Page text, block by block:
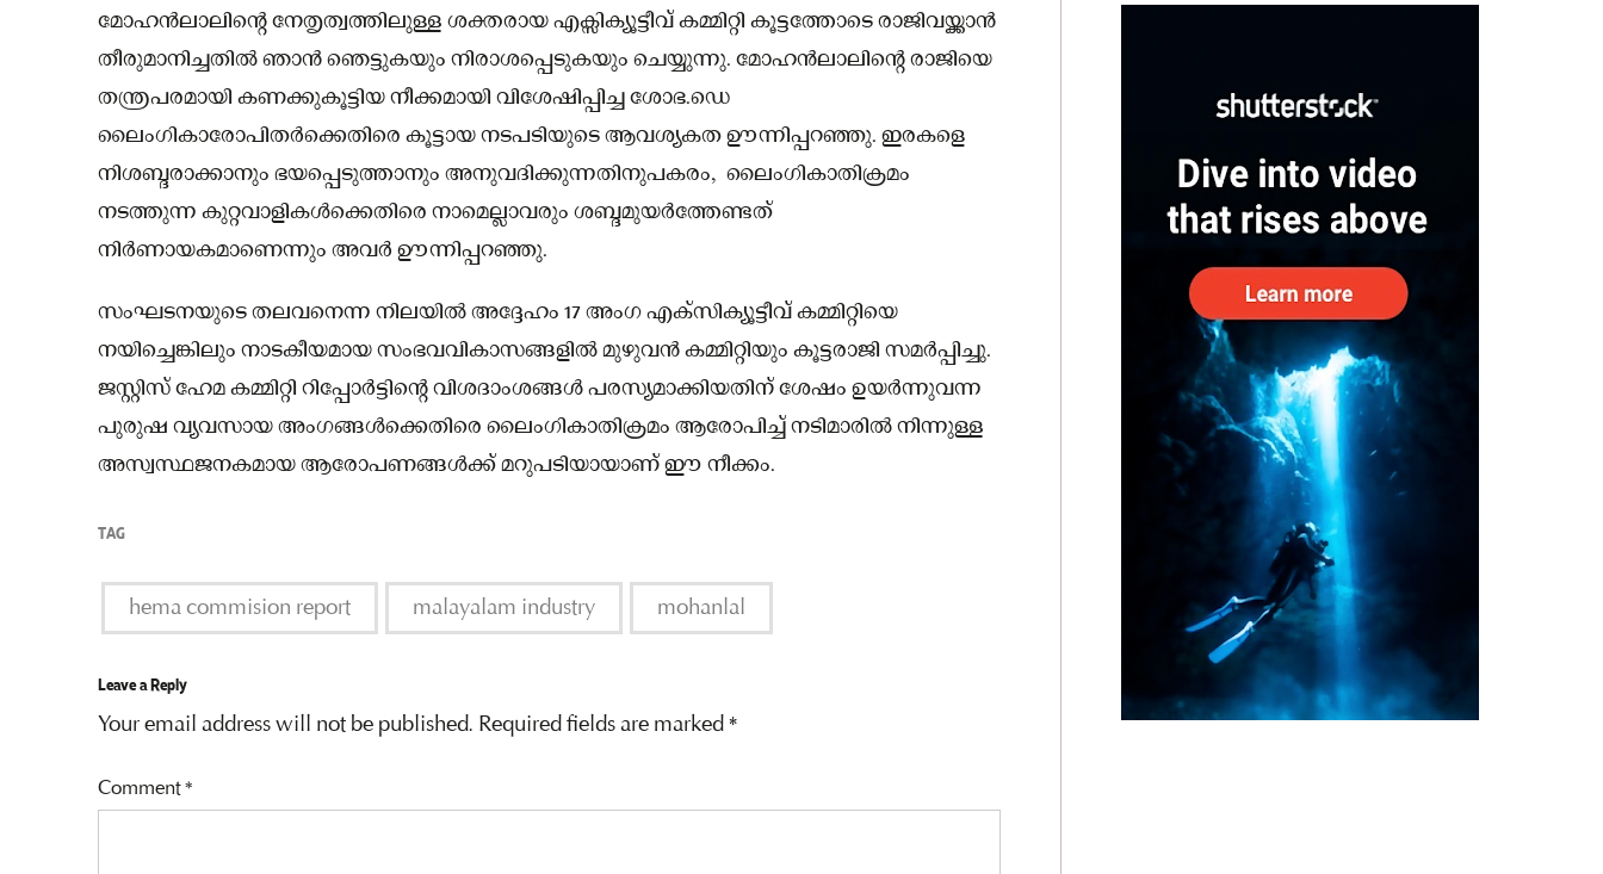
മോഹൻലാലിൻ്റെ നേതൃത്വത്തിലുള്ള ശക്തരായ എക്സിക്യൂട്ടീവ് കമ്മിറ്റി കൂട്ടത്തോടെ രാജിവയ്ക്കാൻ
തീരുമാനിച്ചതിൽ ഞാൻ ഞെട്ടുകയും നിരാശപ്പെടുകയും ചെയ്യുന്നു. മോഹൻലാലിൻ്റെ രാജിയെ
തന്ത്രപരമായി കണക്കുകൂട്ടിയ നീക്കമായി വിശേഷിപ്പിച്ച ശോഭ.ഡെ
ലൈംഗികാരോപിതർക്കെതിരെ കൂട്ടായ നടപടിയുടെ ആവശ്യകത ഊന്നിപ്പറഞ്ഞു. ഇരകളെ
നിശബ്ദരാക്കാനും ഭയപ്പെടുത്താനും അനുവദിക്കുന്നതിനുപകരം, ലൈംഗികാതിക്രമം
നടത്തുന്ന കുറ്റവാളികൾക്കെതിരെ നാമെല്ലാവരും ശബ്ദമുയർത്തേണ്ടത്
നിർണായകമാണെന്നും അവർ ഊന്നിപ്പറഞ്ഞു.
സംഘടനയുടെ തലവനെന്ന നിലയിൽ അദ്ദേഹം 17 അംഗ എക്‌സിക്യൂട്ടീവ് കമ്മിറ്റിയെ
നയിച്ചെങ്കിലും നാടകീയമായ സംഭവവികാസങ്ങളിൽ മുഴുവൻ കമ്മിറ്റിയും കൂട്ടരാജി സമർപ്പിച്ചു.
ജസ്റ്റിസ് ഹേമ കമ്മിറ്റി റിപ്പോർട്ടിൻ്റെ വിശദാംശങ്ങൾ പരസ്യമാക്കിയതിന് ശേഷം ഉയർന്നുവന്ന
പുരുഷ വ്യവസായ അംഗങ്ങൾക്കെതിരെ ലൈംഗികാതിക്രമം ആരോപിച്ച് നടിമാരിൽ നിന്നുള്ള
അസ്വസ്ഥജനകമായ ആരോപണങ്ങൾക്ക് മറുപടിയായാണ് ഈ നീക്കം.
TAG
hema commision report malayalam industry mohanlal
Leave a Reply
Your email address will not be published. Required fields are marked*
Comment*